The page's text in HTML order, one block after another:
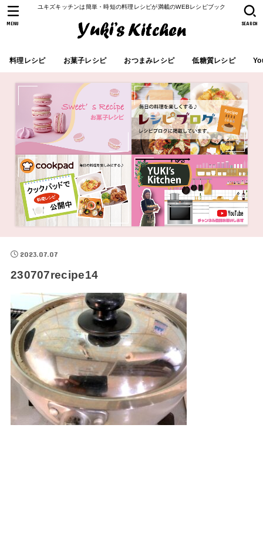
ユキズキッチンは簡単・時短の料理レシピが満載のWEBレシピブック
料理レシピ お菓子レシピ おつまみレシピ 低糖質レシピ
SEARCH
MENU
2023.07.07
230707recipe14